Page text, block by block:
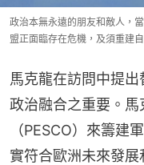
政治本無永遠的朋友和敵人，
盟正面臨存在危機，及須重建
馬克龍在訪問中提
政治融合之重要。馬
（PESCO）來籌建
實符合歐洲未來發